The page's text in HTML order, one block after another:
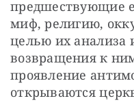
предшествующие
миф, религию,
целью их анализа
возвращения к
проявление
открываются